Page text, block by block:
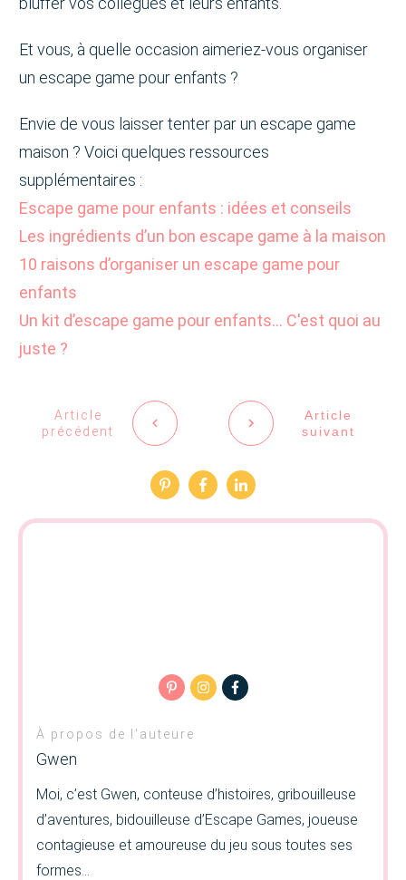
Et vous, à quelle occasion aimeriez-vous organiser
un escape game pour enfants ?
Envie de vous laisser tenter par un escape game
maison ? Voici quelques ressources
supplémentaires :
Escape game pour enfants : idées et conseils
Les ingrédients d’un bon escape game à la maison
10 raisons d’organiser un escape game pour
enfants
Un kit d’escape game pour enfants... C'est quoi au
juste ?
Article
précédent
Article
suivant
À propos de l'auteure
Gwen
Moi, c’est Gwen, conteuse d’histoires, gribouilleuse
d’aventures, bidouilleuse d’Escape Games, joueuse
contagieuse et amoureuse du jeu sous toutes ses
formes…